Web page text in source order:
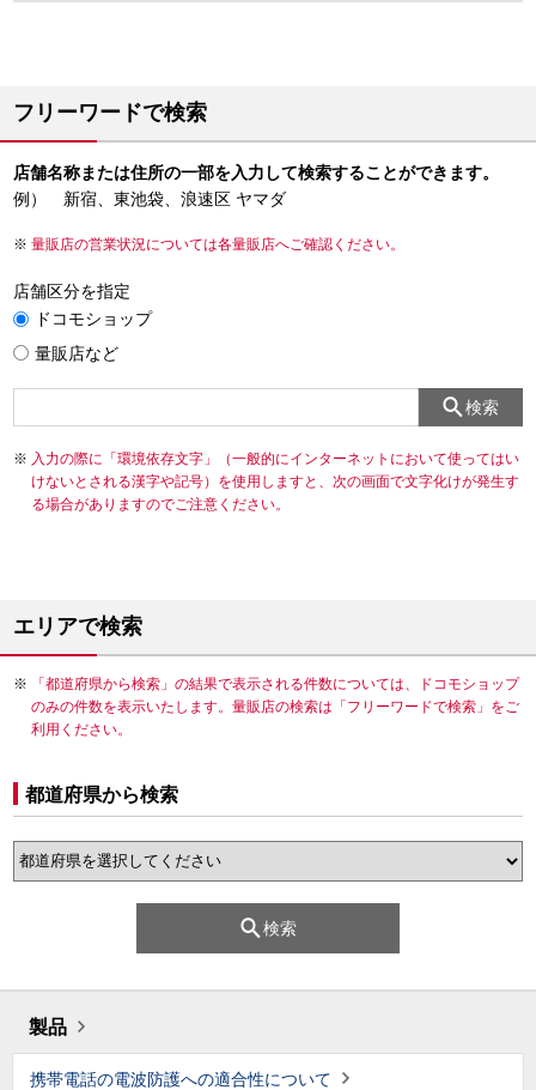
フリーワードで検索
店舗名称または住所の一部を入力して検索することができます。
例） 新宿、東池袋、浪速区 ヤマダ
量販店の営業状況については各量販店へご確認ください。
店舗区分を指定
ドコモショップ
量販店など
検索
入力の際に「環境依存文字」（一般的にインターネットにおいて使ってはい
けないとされる漢字や記号）を使用しますと、次の画面で文字化けが発生す
る場合がありますのでご注意ください。
エリアで検索
「都道府県から検索」の結果で表示される件数については、ドコモショップ
のみの件数を表示いたします。量販店の検索は「フリーワードで検索」をご
利用ください。
都道府県から検索
検索
製品
携帯電話の電波防護への適合性について